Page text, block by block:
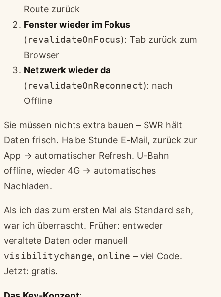
Route zurück
Fenster wieder im Fokus
(revalidateOnFocus): Tab zurück zum
Browser
Netzwerk wieder da
(revalidateOnReconnect): nach
Offline
Sie müssen nichts extra bauen – SWR hält
Daten frisch. Halbe Stunde E-Mail, zurück zur
App → automatischer Refresh. U-Bahn
offline, wieder 4G → automatisches
Nachladen.
Als ich das zum ersten Mal als Standard sah,
war ich überrascht. Früher: entweder
veraltete Daten oder manuell
visibilitychange, online – viel Code.
Jetzt: gratis.